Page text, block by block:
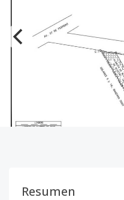
Resumen